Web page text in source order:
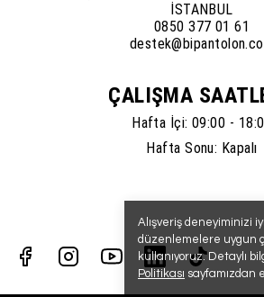
Alışveriş deneyiminizi
düzenlemelere uygun
kullanıyoruz. Detaylı
Politikası sayfamızdan
İSTANBUL
0850 377 01 61
ÇALIŞMA
Hafta İçi: 09:00 -
Hafta Sonu: Kapalı